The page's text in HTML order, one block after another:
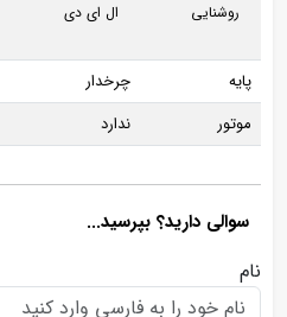
روشنایی ال ای دی
پایه
چرخدار
موتور
ندارد
سوالی دارید؟ بپرسید...
نام